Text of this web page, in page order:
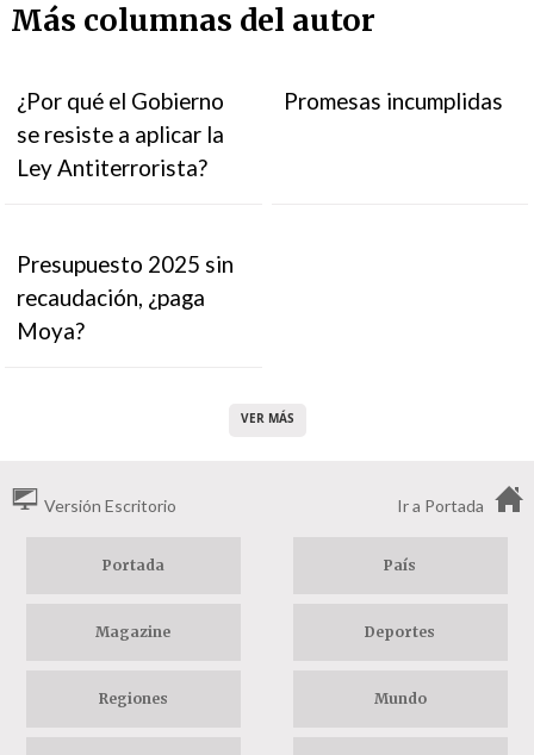
Más columnas del autor
¿Por qué el Gobierno
se resiste a aplicar la
Ley Antiterrorista?
Promesas incumplidas
Presupuesto 2025 sin
recaudación, ¿paga
Moya?
VER MÁS
Versión Escritorio Ir a Portada
Portada País
Magazine Deportes
Regiones Mundo